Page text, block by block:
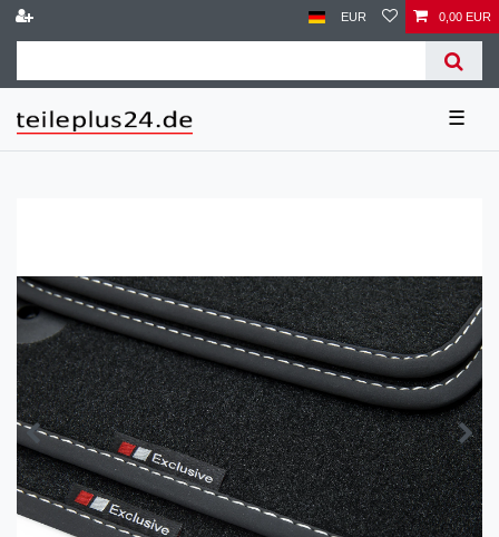
EUR 0,00 EUR
☰